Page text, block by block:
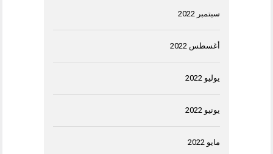
سبتمبر 2022
أغسطس 2022
يوليو 2022
يونيو 2022
مايو 2022